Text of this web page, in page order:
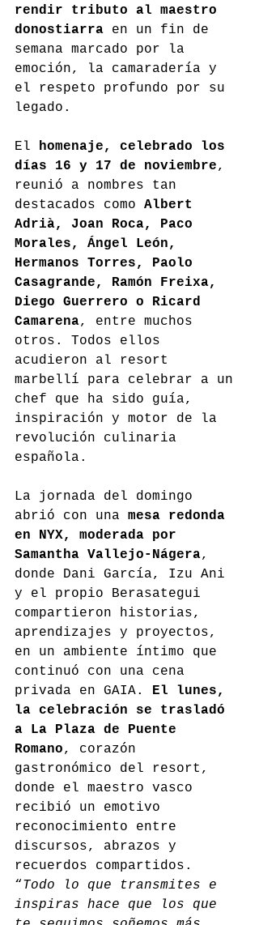
rendir tributo al maestro
donostiarra en un fin de
semana marcado por la
emoción, la camaradería y
el respeto profundo por su
legado.
El homenaje, celebrado los
días 16 y 17 de noviembre,
reunió a nombres tan
destacados como Albert
Adrià, Joan Roca, Paco
Morales, Ángel León,
Hermanos Torres, Paolo
Casagrande, Ramón Freixa,
Diego Guerrero o Ricard
Camarena, entre muchos
otros. Todos ellos
acudieron al resort
marbellí para celebrar a un
chef que ha sido guía,
inspiración y motor de la
revolución culinaria
española.
La jornada del domingo
abrió con una mesa redonda
en NYX, moderada por
Samantha Vallejo-Nágera,
donde Dani García, Izu Ani
y el propio Berasategui
compartieron historias,
aprendizajes y proyectos,
en un ambiente íntimo que
continuó con una cena
privada en GAIA. El lunes,
la celebración se trasladó
a La Plaza de Puente
Romano, corazón
gastronómico del resort,
donde el maestro vasco
recibió un emotivo
reconocimiento entre
discursos, abrazos y
recuerdos compartidos.
“ Todo lo que transmites e
inspiras hace que los que